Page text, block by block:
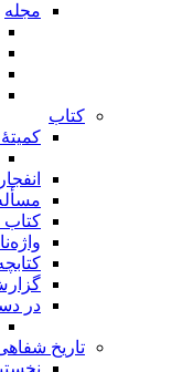
مجله
کتاب
کتاب
در
تاریخ